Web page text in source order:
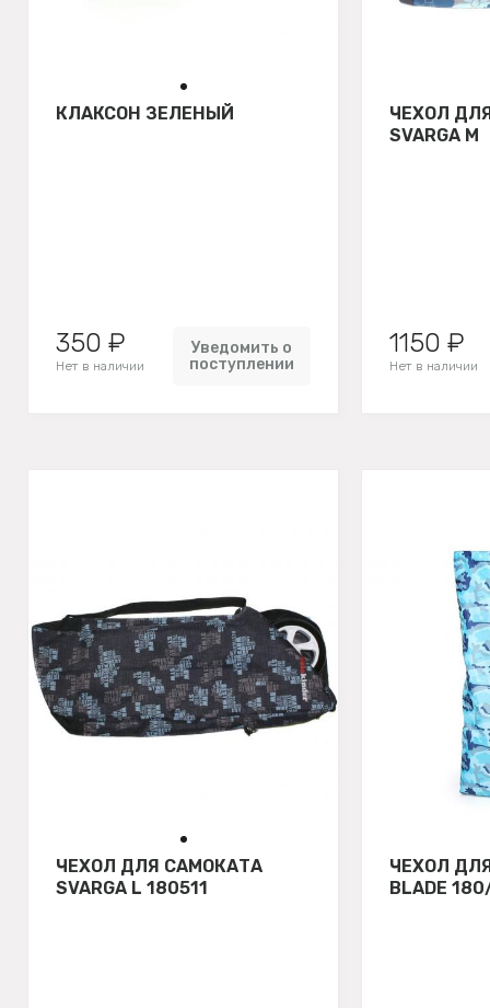
КЛАКСОН ЗЕЛЕНЫЙ
350 ₽
Нет в наличии
Уведомить о
поступлении
ЧЕХОЛ
SVARGA М
1150 ₽
Нет в наличии
ЧЕХОЛ ДЛЯ САМОКАТА
SVARGA L 180511
ЧЕХОЛ
BLADE